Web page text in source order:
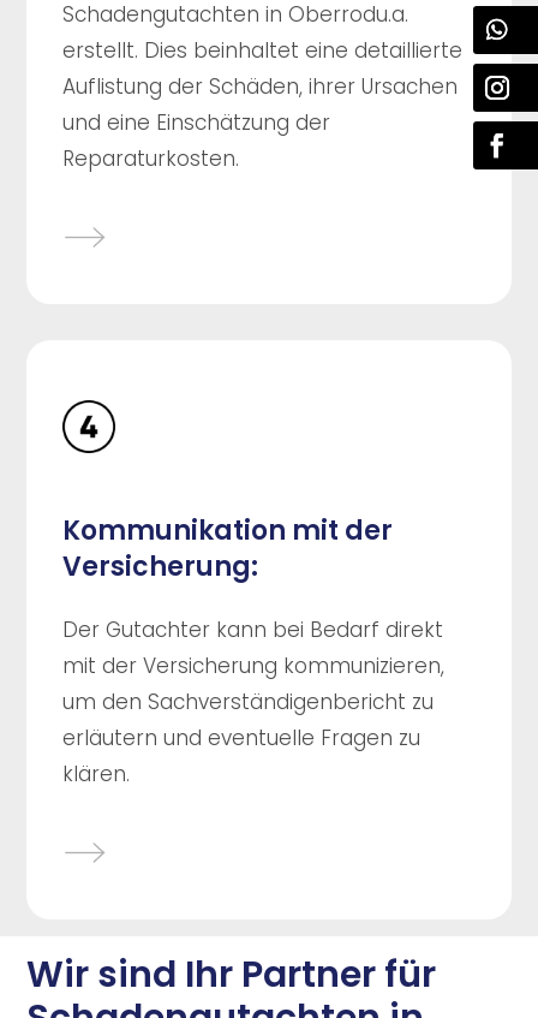
Schadengutachten in Oberrodu.a.
erstellt. Dies beinhaltet eine detaillierte
Auflistung der Schäden, ihrer Ursachen
und eine Einschätzung der
Reparaturkosten.
Kommunikation mit der
Versicherung:
Der Gutachter kann bei Bedarf direkt
mit der Versicherung kommunizieren,
um den Sachverständigenbericht zu
erläutern und eventuelle Fragen zu
klären.
Wir sind Ihr Partner für